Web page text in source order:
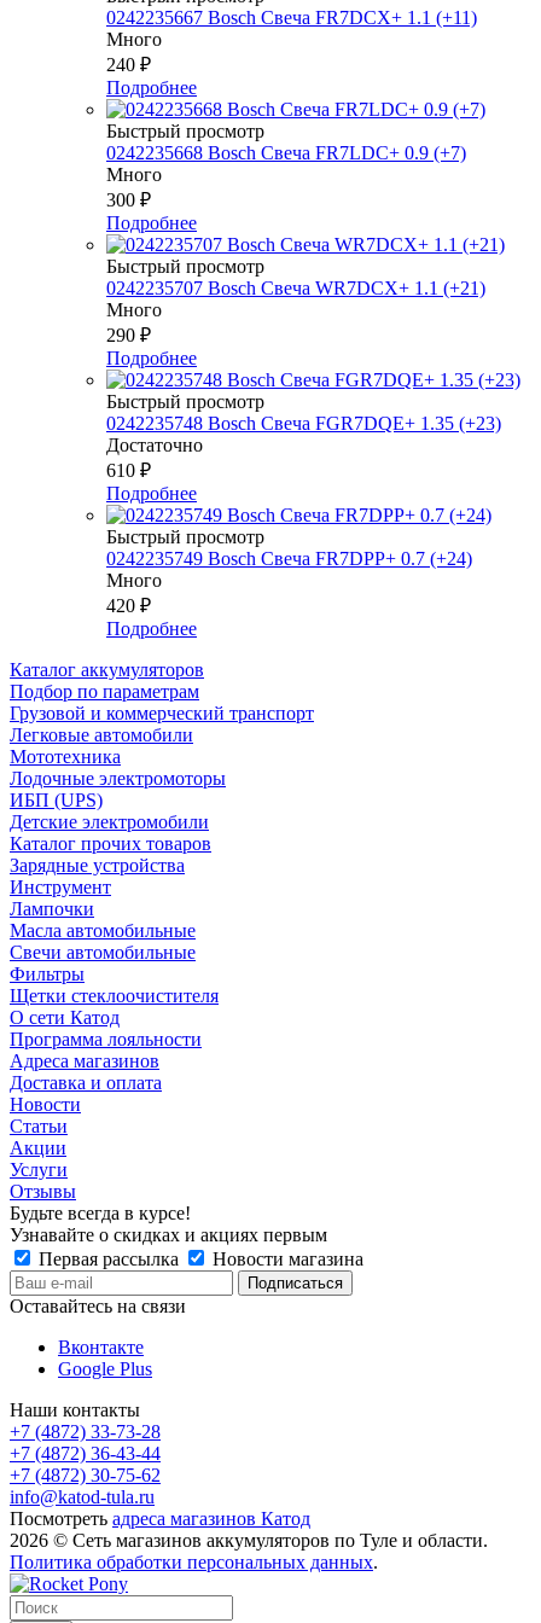
0242235667 Bosch Свеча FR7DCX+ 1.1 (+11)
Много
240 ₽
Подробнее
Быстрый просмотр
0242235668 Bosch Свеча FR7LDC+ 0.9 (+7)
Много
300 ₽
Подробнее
Быстрый просмотр
0242235707 Bosch Свеча WR7DCX+ 1.1 (+21)
Много
290 ₽
Подробнее
Быстрый просмотр
0242235748 Bosch Свеча FGR7DQE+ 1.35 (+23)
Достаточно
610 ₽
Подробнее
Быстрый просмотр
0242235749 Bosch Свеча FR7DPP+ 0.7 (+24)
Много
420 ₽
Подробнее
Каталог аккумуляторов
Подбор по параметрам
Грузовой и коммерческий транспорт
Легковые автомобили
Мототехника
Лодочные электромоторы
ИБП (UPS)
Детские электромобили
Каталог прочих товаров
Зарядные устройства
Инструмент
Лампочки
Масла автомобильные
Свечи автомобильные
Фильтры
Щетки стеклоочистителя
О сети Катод
Программа лояльности
Адреса магазинов
Доставка и оплата
Новости
Статьи
Акции
Услуги
Отзывы
Будьте всегда в курсе!
Узнавайте о скидках и акциях первым
Первая рассылка
Новости магазина
Оставайтесь на связи
Вконтакте
Google Plus
Наши контакты
+7 (4872) 33-73-28
+7 (4872) 36-43-44
+7 (4872) 30-75-62
info@katod-tula.ru
Посмотреть адреса магазинов Катод
2026 © Сеть магазинов аккумуляторов по Туле и области.
Политика обработки персональных данных.